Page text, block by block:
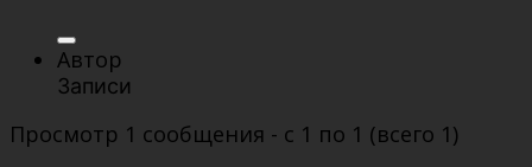
Автор
Записи
Просмотр 1 сообщения - с 1 по 1 (всего 1)